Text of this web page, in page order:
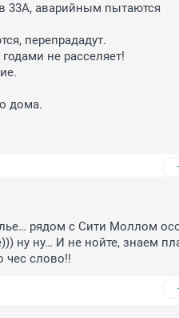
33А, аварийным пытаются
перепрададут.
не расселяет!
дома.
рядом с Сити Моллом
ну ну… И не нойте, знаем
чес слово!!